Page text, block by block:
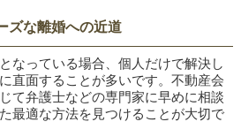
ズな離婚への近道
なっている場合、個人だけで解決し
直面することが多いです。不動産会
て弁護士などの専門家に早めに相談
最適な方法を見つけることが大切で